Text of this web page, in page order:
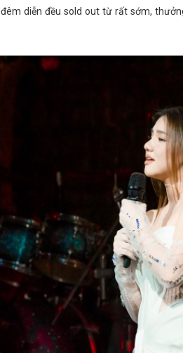
diễn đều sold out từ rất sớm,